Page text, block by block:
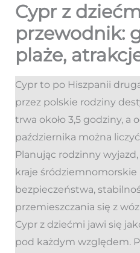
Cypr z
przewodnik:
plaże,
Cypr to po Hiszpanii
przez polskie rodziny
trwa około 3,5 godziny, a
października można
Planując rodzinny
kraje
bezpieczeństwa,
przemieszczania się z
Cypr z dziećmi jawi się
pod każdym względem.